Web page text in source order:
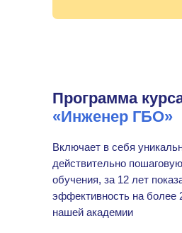
Программа
«Инженер ГБО»
Включает в себя
действительно
обучения, за 12 лет
эффективность на более
нашей академии